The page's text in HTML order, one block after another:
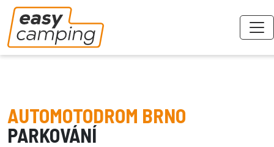
AUTOMOTODROM BRNO
PARKOVÁNÍ